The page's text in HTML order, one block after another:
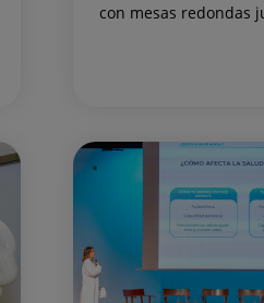
con mesas redondas